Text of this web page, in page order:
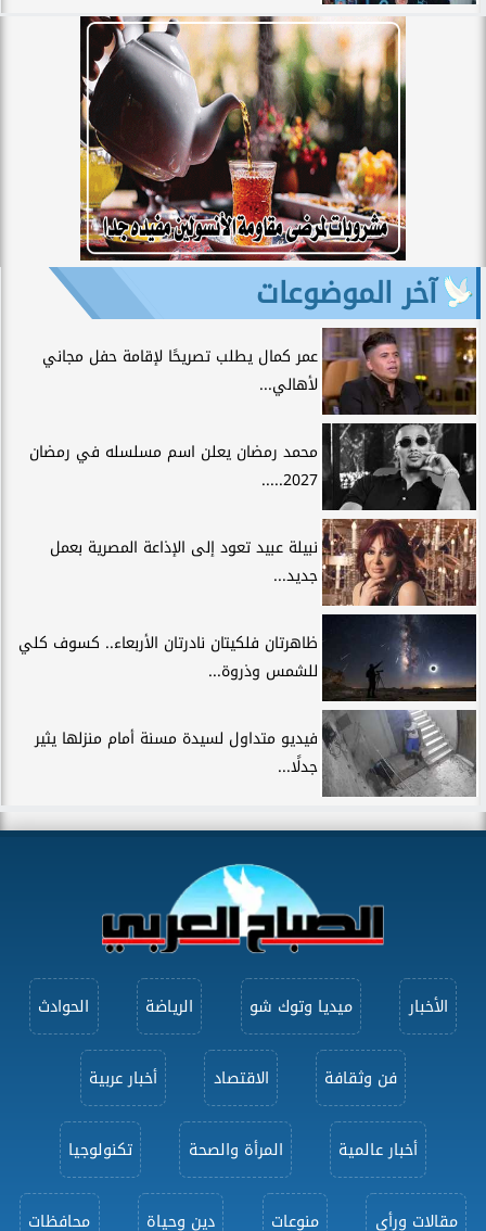
آخر الموضوعات
عمر كمال يطلب تصريحًا لإقامة حفل مجاني
لأهالي...
محمد رمضان يعلن اسم مسلسله في رمضان
2027.....
نبيلة عبيد تعود إلى الإذاعة المصرية بعمل
جديد...
ظاهرتان فلكيتان نادرتان الأربعاء.. كسوف كلي
للشمس وذروة...
فيديو متداول لسيدة مسنة أمام منزلها يثير
جدلًا...
الأخبار ميديا وتوك شو الرياضة الحوادث
فن وثقافة الاقتصاد أخبار عربية
أخبار عالمية المرأة والصحة تكنولوجيا
مقالات ورأى منوعات دين وحياة محافظات